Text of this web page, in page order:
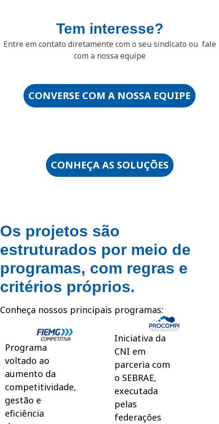
Tem interesse?
Entre em contato diretamente com o seu sindicato ou fale
com a nossa equipe
CONVERSE COM A NOSSA EQUIPE
CONHEÇA AS SOLUÇÕES
Os projetos são
estruturados por meio de
programas, com regras e
critérios próprios.
Conheça nossos principais programas:
Programa
voltado ao
aumento da
competitividade,
gestão e
eficiência
Iniciativa da
CNI em
parceria com
o SEBRAE,
executada
pelas
federações